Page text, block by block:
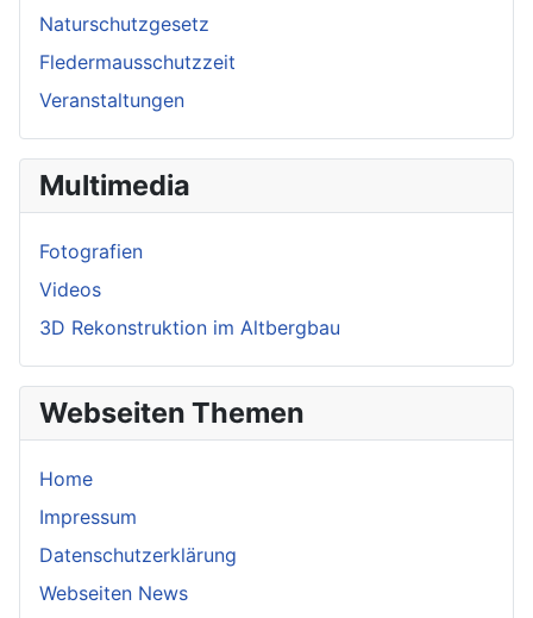
Naturschutzgesetz
Fledermausschutzzeit
Veranstaltungen
Multimedia
Fotografien
Videos
3D Rekonstruktion im Altbergbau
Webseiten Themen
Home
Impressum
Datenschutzerklärung
Webseiten News